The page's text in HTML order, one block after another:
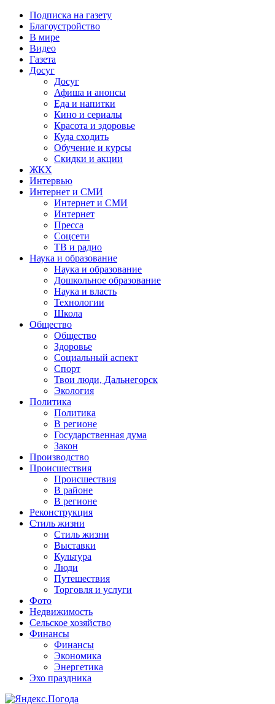
Подписка на газету
Благоустройство
В мире
Видео
Газета
Досуг
Досуг
Афиша и анонсы
Еда и напитки
Кино и сериалы
Красота и здоровье
Куда сходить
Обучение и курсы
Скидки и акции
ЖКХ
Интервью
Интернет и СМИ
Интернет и СМИ
Интернет
Пресса
Соцсети
ТВ и радио
Наука и образование
Наука и образование
Дошкольное образование
Наука и власть
Технологии
Школа
Общество
Общество
Здоровье
Социальный аспект
Спорт
Твои люди, Дальнегорск
Экология
Политика
Политика
В регионе
Государственная дума
Закон
Производство
Происшествия
Происшествия
В районе
В регионе
Реконструкция
Стиль жизни
Стиль жизни
Выставки
Культура
Люди
Путешествия
Торговля и услуги
Фото
Недвижимость
Сельское хозяйство
Финансы
Финансы
Экономика
Энергетика
Эхо праздника